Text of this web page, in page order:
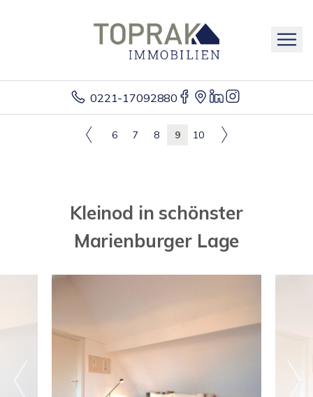
0221-17092880
6 7 8 9 10
Kleinod in schönster
Marienburger Lage